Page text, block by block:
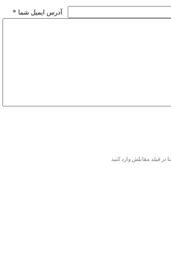
* آدرس ايميل شما
در فيلد مقابلش وارد كنيد